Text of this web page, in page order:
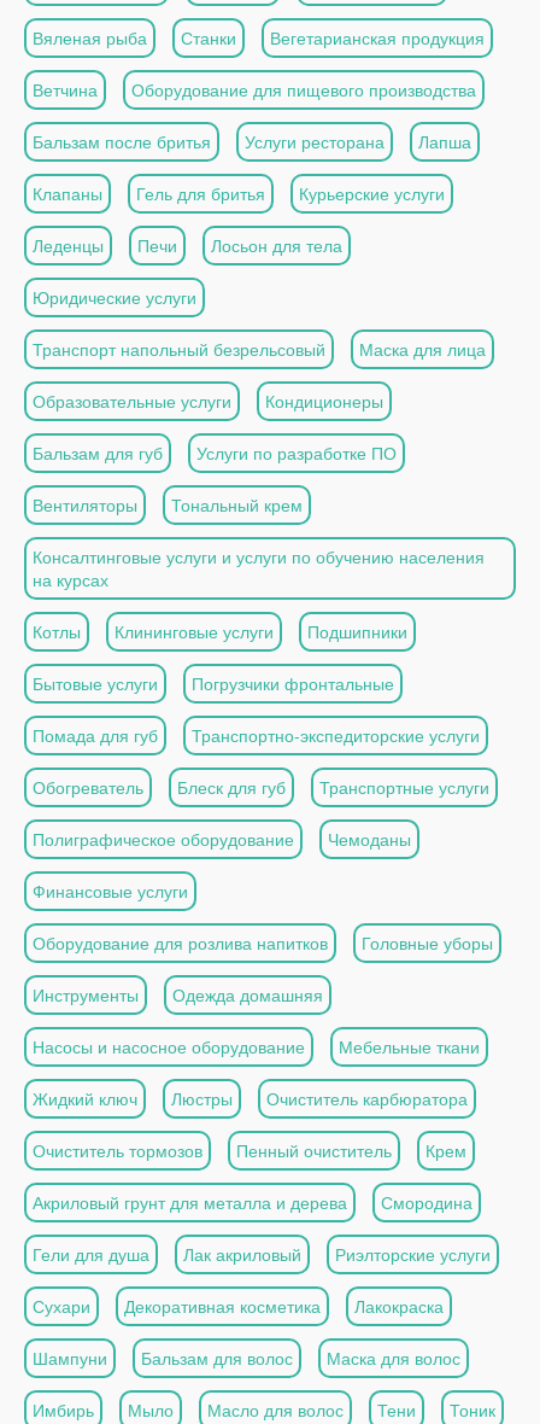
Вяленая рыба Станки Вегетарианская продукция
Ветчина Оборудование для пищевого производства
Бальзам после бритья Услуги ресторана Лапша
Клапаны Гель для бритья Курьерские услуги
Леденцы Печи Лосьон для тела
Юридические услуги
Транспорт напольный безрельсовый Маска для лица
Образовательные услуги Кондиционеры
Бальзам для губ Услуги по разработке ПО
Вентиляторы Тональный крем
Консалтинговые услуги и услуги по обучению населения
на курсах
Котлы Клининговые услуги Подшипники
Бытовые услуги Погрузчики фронтальные
Помада для губ Транспортно-экспедиторские услуги
Обогреватель Блеск для губ Транспортные услуги
Полиграфическое оборудование Чемоданы
Финансовые услуги
Оборудование для розлива напитков Головные уборы
Инструменты Одежда домашняя
Насосы и насосное оборудование Мебельные ткани
Жидкий ключ Люстры Очиститель карбюратора
Очиститель тормозов Пенный очиститель Крем
Акриловый грунт для металла и дерева Смородина
Гели для душа Лак акриловый Риэлторские услуги
Сухари Декоративная косметика Лакокраска
Шампуни Бальзам для волос Маска для волос
Имбирь Мыло Масло для волос Тени Тоник